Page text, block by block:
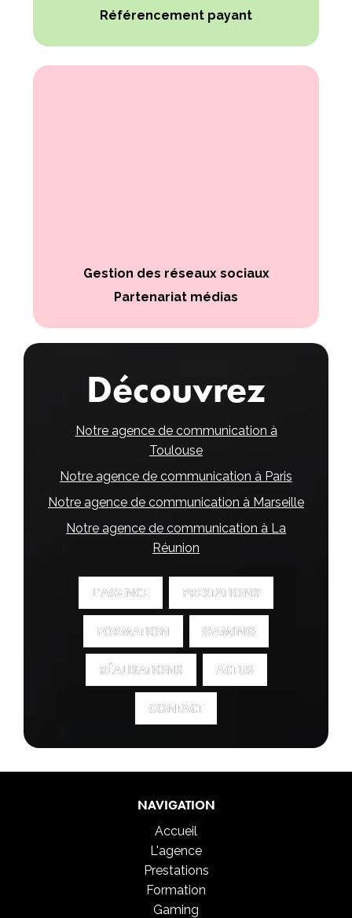
Référencement payant
Gestion des réseaux sociaux
Partenariat médias
Découvrez
Notre agence de communication à
Toulouse
Notre agence de communication à Paris
Notre agence de communication à Marseille
Notre agence de communication à La
Réunion
L'AGENCE
L'AGENCE PRESTATIONS
PRESTATIONS
FORMATION
FORMATION GAMING
GAMING
RÉALISATIONS
RÉALISATIONS ACTUS
ACTUS
CONTACT
CONTACT
NAVIGATION
Accueil
L'agence
Prestations
Formation
Gaming